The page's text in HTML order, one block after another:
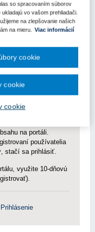
marec – apríl
verejného
prípadu
oprávnenia.
na portáli.
používatelia
stačí sa prihlásiť.
využite 10-dňovú
Prihlásenie
so spracovaním súborov
vo vašom prehliadači.
na zlepšovanie našich
na mieru. Viac informácií
cookie
cookie
cookie